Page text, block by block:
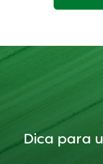
Dica para